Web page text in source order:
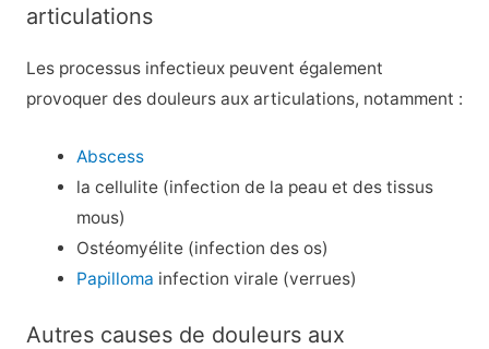
articulations
Les processus infectieux peuvent également
provoquer des douleurs aux articulations, notamment :
Abscess
la cellulite (infection de la peau et des tissus
mous)
Ostéomyélite (infection des os)
Papilloma infection virale (verrues)
Autres causes de douleurs aux